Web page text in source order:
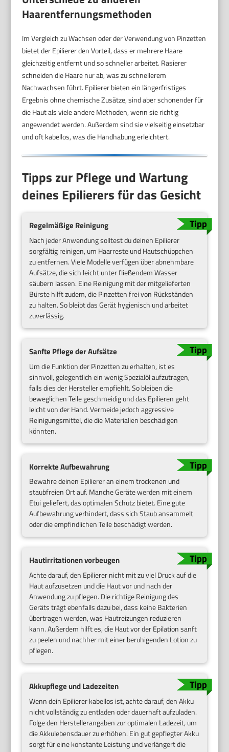
Haarentfernungsmethoden
Im Vergleich zu Wachsen oder der Verwendung von Pinzetten
bietet der Epilierer den Vorteil, dass er mehrere Haare
gleichzeitig entfernt und so schneller arbeitet. Rasierer
schneiden die Haare nur ab, was zu schnellerem
Nachwachsen führt. Epilierer bieten ein längerfristiges
Ergebnis ohne chemische Zusätze, sind aber schonender für
die Haut als viele andere Methoden, wenn sie richtig
angewendet werden. Außerdem sind sie vielseitig einsetzbar
und oft kabellos, was die Handhabung erleichtert.
Tipps zur Pflege und Wartung
deines Epilierers für das Gesicht
Regelmäßige Reinigung
Nach jeder Anwendung solltest du deinen Epilierer
sorgfältig reinigen, um Haarreste und Hautschüppchen
zu entfernen. Viele Modelle verfügen über abnehmbare
Aufsätze, die sich leicht unter fließendem Wasser
säubern lassen. Eine Reinigung mit der mitgelieferten
Bürste hilft zudem, die Pinzetten frei von Rückständen
zu halten. So bleibt das Gerät hygienisch und arbeitet
zuverlässig.
Sanfte Pflege der Aufsätze
Um die Funktion der Pinzetten zu erhalten, ist es
sinnvoll, gelegentlich ein wenig Spezialöl aufzutragen,
falls dies der Hersteller empfiehlt. So bleiben die
beweglichen Teile geschmeidig und das Epilieren geht
leicht von der Hand. Vermeide jedoch aggressive
Reinigungsmittel, die die Materialien beschädigen
könnten.
Korrekte Aufbewahrung
Bewahre deinen Epilierer an einem trockenen und
staubfreien Ort auf. Manche Geräte werden mit einem
Etui geliefert, das optimalen Schutz bietet. Eine gute
Aufbewahrung verhindert, dass sich Staub ansammelt
oder die empfindlichen Teile beschädigt werden.
Hautirritationen vorbeugen
Achte darauf, den Epilierer nicht mit zu viel Druck auf die
Haut aufzusetzen und die Haut vor und nach der
Anwendung zu pflegen. Die richtige Reinigung des
Geräts trägt ebenfalls dazu bei, dass keine Bakterien
übertragen werden, was Hautreizungen reduzieren
kann. Außerdem hilft es, die Haut vor der Epilation sanft
zu peelen und nachher mit einer beruhigenden Lotion zu
pflegen.
Akkupflege und Ladezeiten
Wenn dein Epilierer kabellos ist, achte darauf, den Akku
nicht vollständig zu entladen oder dauerhaft aufzuladen.
Folge den Herstellerangaben zur optimalen Ladezeit, um
die Akkulebensdauer zu erhöhen. Ein gut gepflegter Akku
sorgt für eine konstante Leistung und verlängert die